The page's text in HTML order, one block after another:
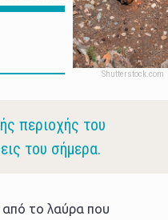
περιοχής του
του σήμερα.
από το λαύρα που